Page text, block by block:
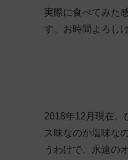
実際に食べてみた
す。お時間よろし
2018年12月現在、
ス味なのか塩味な
うわけで、永遠の